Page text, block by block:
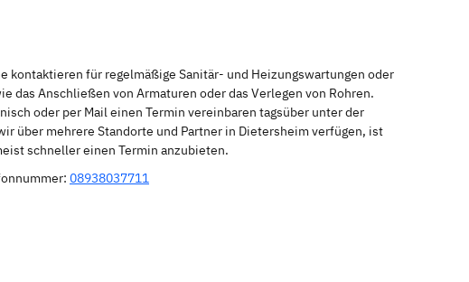
kontaktieren für regelmäßige Sanitär- und Heizungswartungen oder
das Anschließen von Armaturen oder das Verlegen von Rohren.
oder per Mail einen Termin vereinbaren tagsüber unter der
über mehrere Standorte und Partner in Dietersheim verfügen, ist
schneller einen Termin anzubieten.
08938037711